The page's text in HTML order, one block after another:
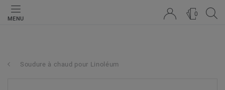
MENU
0
Soudure à chaud pour Linoléum